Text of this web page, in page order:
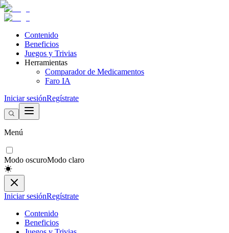
Contenido
Beneficios
Juegos y Trivias
Herramientas
Comparador de Medicamentos
Faro IA
Iniciar sesiónRegístrate
Menú
Modo oscuroModo claro
Iniciar sesiónRegístrate
Contenido
Beneficios